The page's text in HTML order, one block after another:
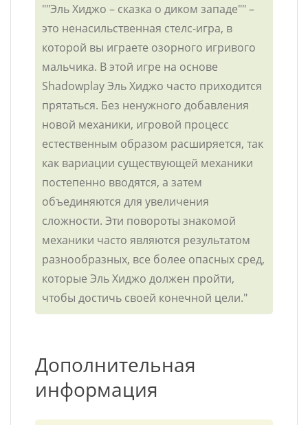
""Эль Хиджо – сказка о диком западе"" –
это ненасильственная стелс-игра, в
которой вы играете озорного игривого
мальчика. В этой игре на основе
Shadowplay Эль Хиджо часто приходится
прятаться. Без ненужного добавления
новой механики, игровой процесс
естественным образом расширяется, так
как вариации существующей механики
постепенно вводятся, а затем
объединяются для увеличения
сложности. Эти повороты знакомой
механики часто являются результатом
разнообразных, все более опасных сред,
которые Эль Хиджо должен пройти,
чтобы достичь своей конечной цели."
Дополнительная
информация